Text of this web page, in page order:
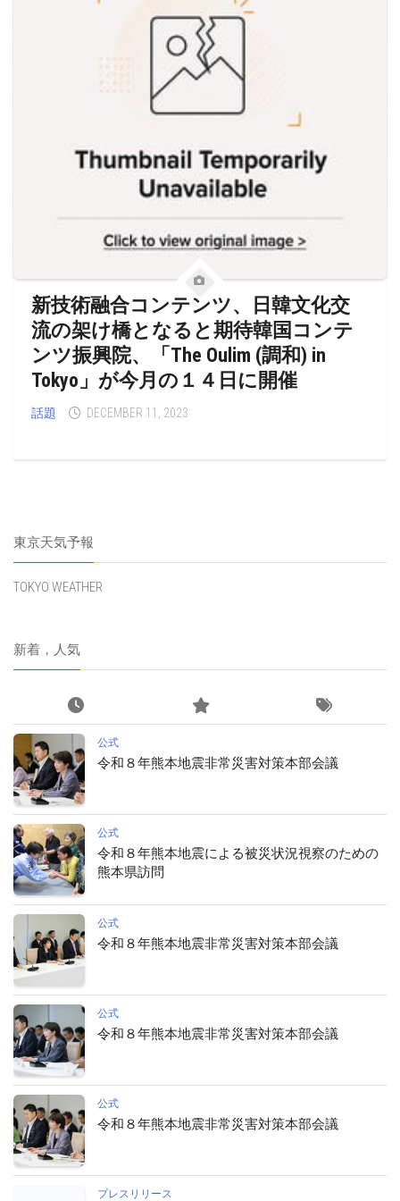
新技術融合コンテンツ、日韓文化交
流の架け橋となると期待韓国コンテ
ンツ振興院、「The Oulim (調和) in
Tokyo」が今月の１４日に開催
話題 DECEMBER 11, 2023
東京天気予報
TOKYO WEATHER
新着，人気
公式
令和８年熊本地震非常災害対策本部会議
公式
令和８年熊本地震による被災状況視察のための
熊本県訪問
公式
令和８年熊本地震非常災害対策本部会議
公式
令和８年熊本地震非常災害対策本部会議
公式
令和８年熊本地震非常災害対策本部会議
プレスリリース